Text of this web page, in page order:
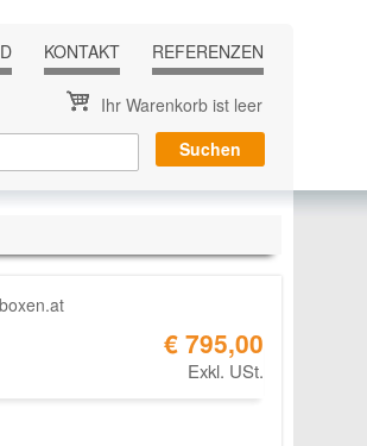
KONTAKT REFERENZEN
Ihr Warenkorb ist leer
€ 795,00
Exkl. USt.